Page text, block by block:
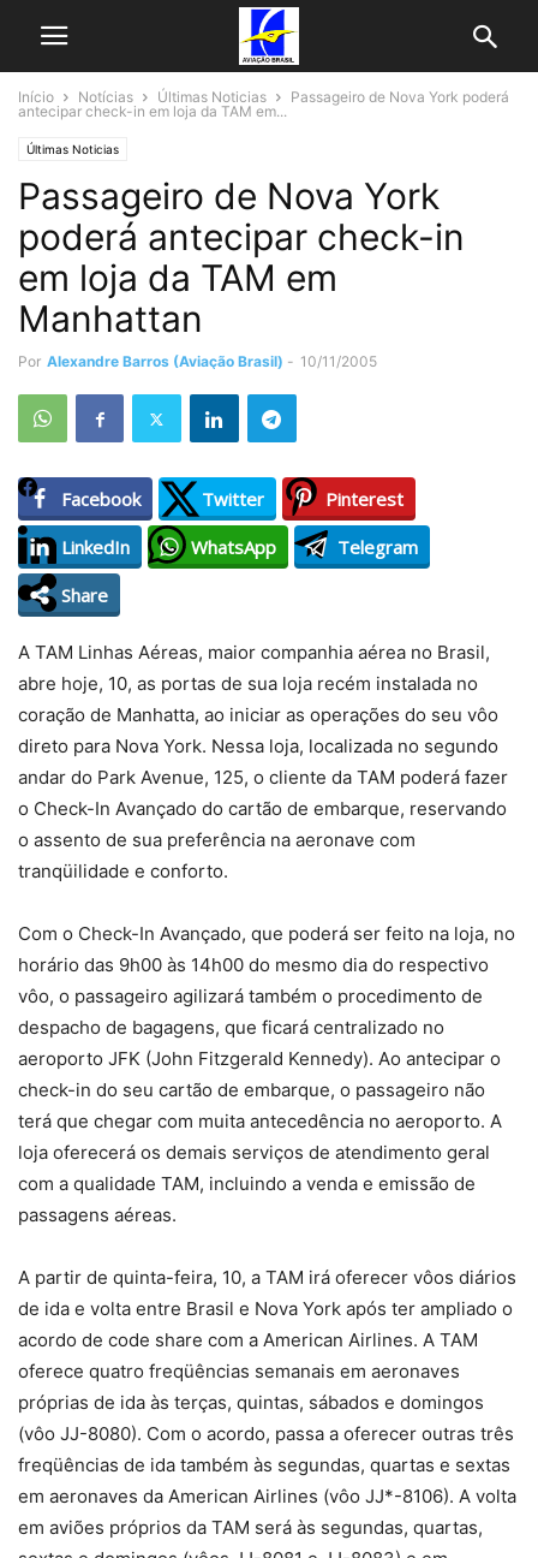
Início Notícias Últimas Noticias
Passageiro de Nova York poderá
antecipar check-in em loja da TAM em...
Últimas Noticias
Passageiro de Nova York
poderá antecipar check-in
em loja da TAM em
Manhattan
Por Alexandre Barros (Aviação Brasil) - 10/11/2005
Facebook Twitter
Pinterest
LinkedIn
WhatsApp
Telegram
Share
A TAM Linhas Aéreas, maior companhia aérea no Brasil,
abre hoje, 10, as portas de sua loja recém instalada no
coração de Manhatta, ao iniciar as operações do seu vôo
direto para Nova York. Nessa loja, localizada no segundo
andar do Park Avenue, 125, o cliente da TAM poderá fazer
o Check-In Avançado do cartão de embarque, reservando
o assento de sua preferência na aeronave com
tranqüilidade e conforto.
Com o Check-In Avançado, que poderá ser feito na loja, no
horário das 9h00 às 14h00 do mesmo dia do respectivo
vôo, o passageiro agilizará também o procedimento de
despacho de bagagens, que ficará centralizado no
aeroporto JFK (John Fitzgerald Kennedy). Ao antecipar o
check-in do seu cartão de embarque, o passageiro não
terá que chegar com muita antecedência no aeroporto. A
loja oferecerá os demais serviços de atendimento geral
com a qualidade TAM, incluindo a venda e emissão de
passagens aéreas.
A partir de quinta-feira, 10, a TAM irá oferecer vôos diários
de ida e volta entre Brasil e Nova York após ter ampliado o
acordo de code share com a American Airlines. A TAM
oferece quatro freqüências semanais em aeronaves
próprias de ida às terças, quintas, sábados e domingos
(vôo JJ-8080). Com o acordo, passa a oferecer outras três
freqüências de ida também às segundas, quartas e sextas
em aeronaves da American Airlines (vôo JJ*-8106). A volta
em aviões próprios da TAM será às segundas, quartas,